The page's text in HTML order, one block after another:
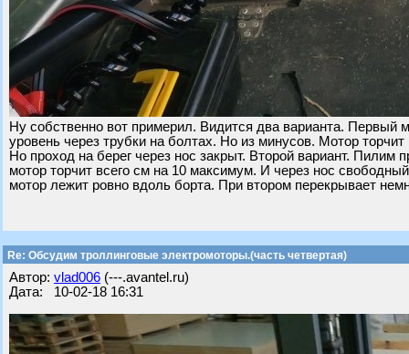
Ну собственно вот примерил. Видится два варианта.
уровень через трубки на болтах. Но из минусов. Мотор
Но проход на берег через нос закрыт. Второй вариант.
мотор торчит всего см на 10 максимум. И через нос
мотор лежит ровно вдоль борта. При втором перекрывает
Re: Обсудим троллинговые электромоторы.(часть четвертая)
Автор: vlad006 (---.avantel.ru)
Дата: 10-02-18 16:31